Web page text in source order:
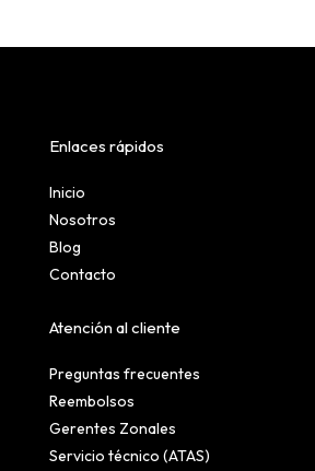
Enlaces rápidos
Inicio
Nosotros
Blog
Contacto
Atención al cliente
Preguntas frecuentes
Reembolsos
Gerentes Zonales
Servicio técnico (ATAS)